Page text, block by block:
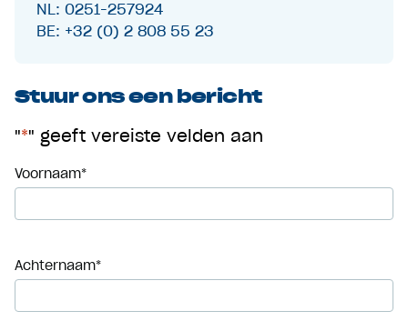
NL: 0251-257924
BE: +32 (0) 2 808 55 23
Stuur ons een bericht
"*" geeft vereiste velden aan
Voornaam*
Achternaam*